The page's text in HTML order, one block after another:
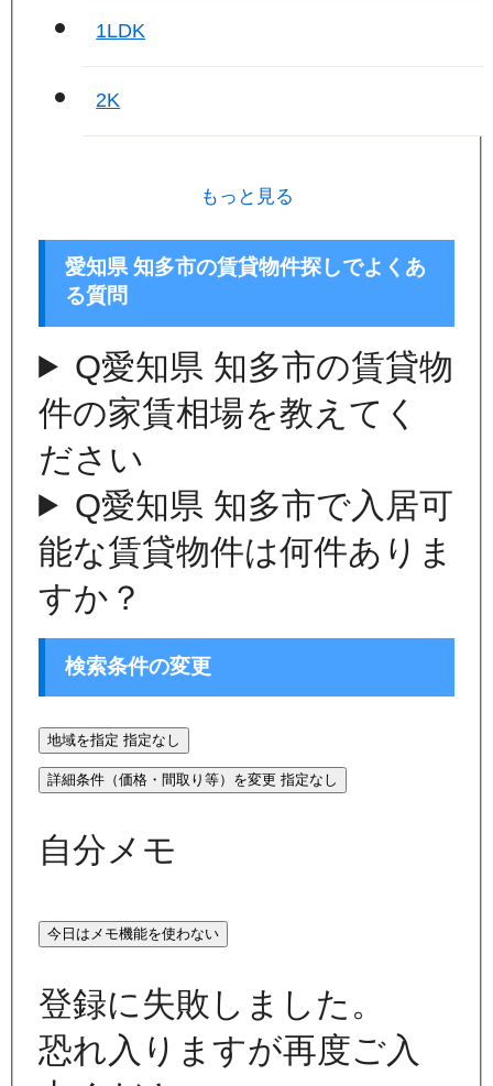
1LDK
2K
もっと見る
愛知県 知多市の賃貸物件探しでよくあ
る質問
Q愛知県 知多市の賃貸物
件の家賃相場を教えてく
ださい
Q愛知県 知多市で入居可
能な賃貸物件は何件ありま
すか？
検索条件の変更
地域を指定 指定なし
詳細条件（価格・間取り等）を変更 指定なし
自分メモ
今日はメモ機能を使わない
登録に失敗しました。
恐れ入りますが再度ご入